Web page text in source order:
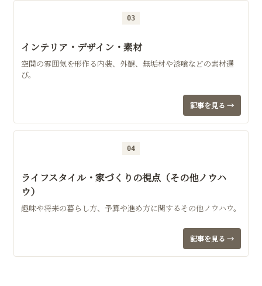
03
インテリア・デザイン・素材
空間の雰囲気を形作る内装、外観、無垢材や漆喰などの素材選
び。
記事を見る →
04
ライフスタイル・家づくりの視点（その他ノウハ
ウ）
趣味や将来の暮らし方、予算や進め方に関するその他ノウハウ。
記事を見る →